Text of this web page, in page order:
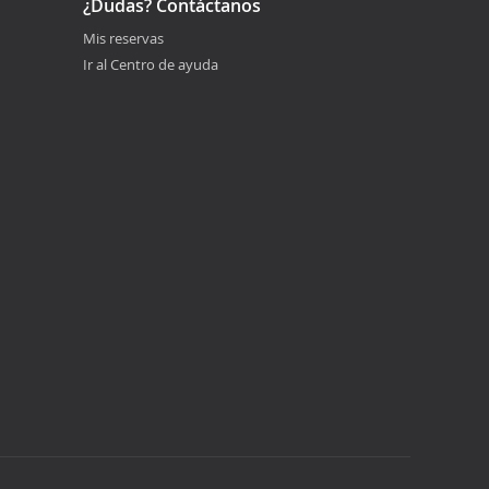
¿Dudas? Contáctanos
Mis reservas
Ir al Centro de ayuda